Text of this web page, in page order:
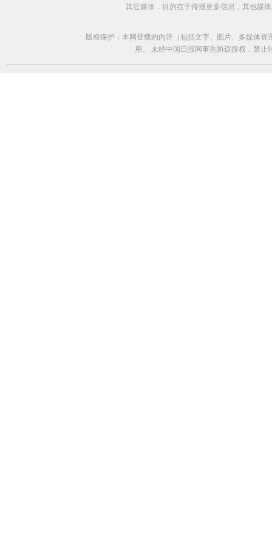
其它媒体，目的在于传播更多信息，其他媒
版权保护：本网登载的内容（包括文字、图片、多媒体
用。 未经中国日报网事先协议授权，禁